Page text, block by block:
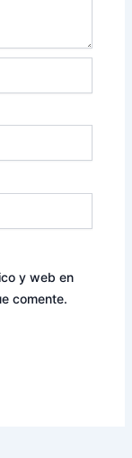
y web en
comente.